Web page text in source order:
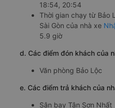
18:54, 20:54
Thời gian chạy từ Bảo
Sài Gòn của nhà xe
5.9 giờ
d. Các điểm đón khách của
Văn phòng Bảo Lộc
e. Các điểm trả khách của
Sân bay Tân Sơn Nhất